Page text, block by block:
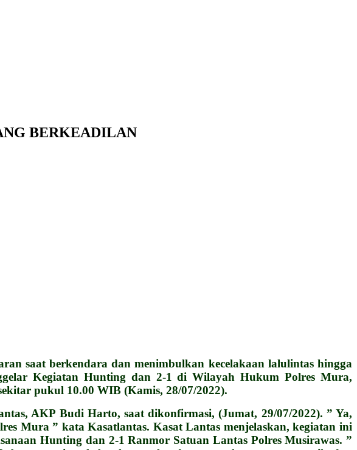
BERKEADILAN
saat berkendara dan menimbulkan kecelakaan lalulintas hingga
Kegiatan Hunting dan 2-1 di Wilayah Hukum Polres Mura,
pukul 10.00 WIB (Kamis, 28/07/2022).
AKP Budi Harto, saat dikonfirmasi, (Jumat, 29/07/2022). ” Ya,
Mura ” kata Kasatlantas. Kasat Lantas menjelaskan, kegiatan ini
Hunting dan 2-1 Ranmor Satuan Lantas Polres Musirawas. ”